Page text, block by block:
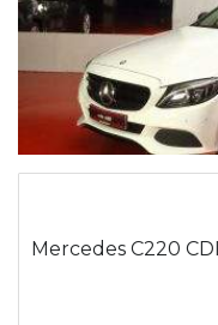
Mercedes C220